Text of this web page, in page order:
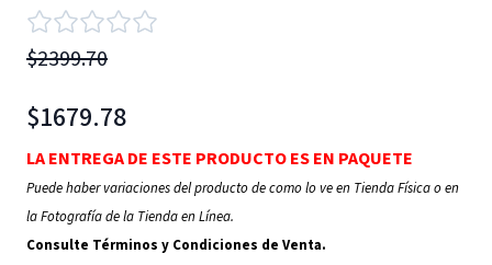
$2399.70
$1679.78
LA ENTREGA DE ESTE PRODUCTO ES EN PAQUETE
Puede haber variaciones del producto de como lo ve en Tienda Física o en
la Fotografía de la Tienda en Línea.
Consulte Términos y Condiciones de Venta.